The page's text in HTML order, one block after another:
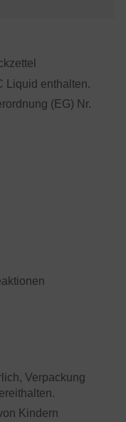
Liquid enthalten.
(EG) Nr.
Verpackung
Kindern